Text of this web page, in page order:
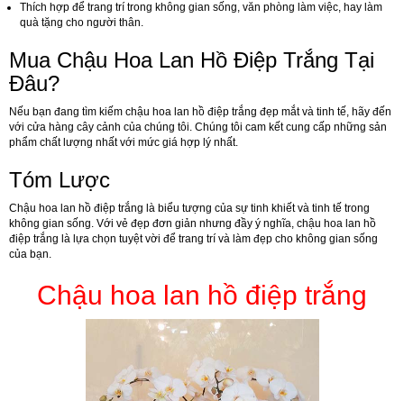
Thích hợp để trang trí trong không gian sống, văn phòng làm việc, hay làm
quà tặng cho người thân.
Mua Chậu Hoa Lan Hồ Điệp Trắng Tại
Đâu?
Nếu bạn đang tìm kiếm chậu hoa lan hồ điệp trắng đẹp mắt và tinh tế, hãy đến
với cửa hàng cây cảnh của chúng tôi. Chúng tôi cam kết cung cấp những sản
phẩm chất lượng nhất với mức giá hợp lý nhất.
Tóm Lược
Chậu hoa lan hồ điệp trắng là biểu tượng của sự tinh khiết và tinh tế trong
không gian sống. Với vẻ đẹp đơn giản nhưng đầy ý nghĩa, chậu hoa lan hồ
điệp trắng là lựa chọn tuyệt vời để trang trí và làm đẹp cho không gian sống
của bạn.
Chậu hoa lan hồ điệp trắng